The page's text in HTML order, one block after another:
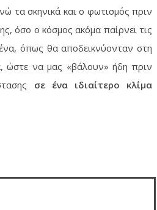
τα σκηνικά και ο φωτισμός πριν
όσο ο κόσμος ακόμα παίρνει τις
όπως θα αποδεικνύονταν στη
ώστε να μας «βάλουν» ήδη πριν
σε ένα ιδιαίτερο κλίμα